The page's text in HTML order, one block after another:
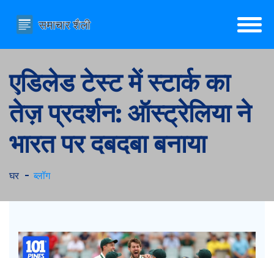
एडिलेड टेस्ट में स्टार्क का
तेज़ प्रदर्शन: ऑस्ट्रेलिया ने
भारत पर दबदबा बनाया
घर ब्लॉग